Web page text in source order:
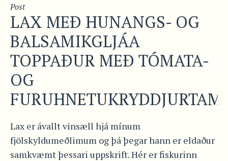
Post
LAX MEÐ HUNANGS- OG
BALSAMIKGLJÁA
TOPPAÐUR MEÐ TÓMATA-
OG
Lax er ávallt vinsæll hjá mínum
fjölskyldumeðlimum og þá þegar hann er eldaður
samkvæmt þessari uppskrift. Hér er fiskurinn